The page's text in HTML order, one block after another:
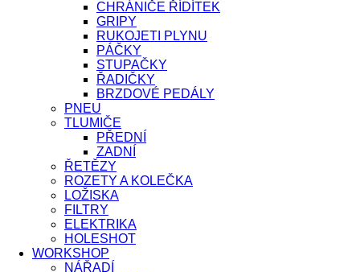
CHRÁNIČE ŘÍDÍTEK
GRIPY
RUKOJETI PLYNU
PÁČKY
STUPAČKY
ŘADIČKY
BRZDOVÉ PEDÁLY
PNEU
TLUMIČE
PŘEDNÍ
ZADNÍ
ŘETĚZY
ROZETY A KOLEČKA
LOŽISKA
FILTRY
ELEKTRIKA
HOLESHOT
WORKSHOP
NÁŘADÍ